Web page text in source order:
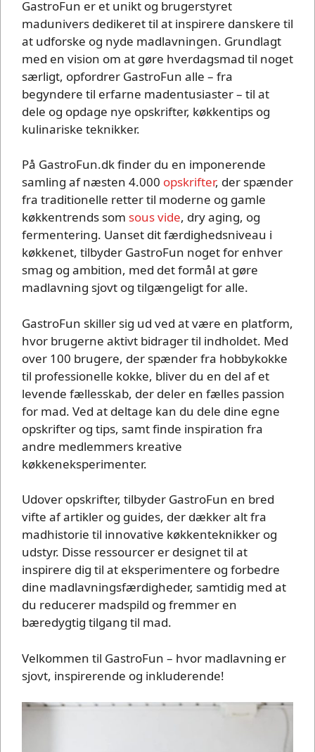
GastroFun er et unikt og brugerstyret
madunivers dedikeret til at inspirere danskere til
at udforske og nyde madlavningen. Grundlagt
med en vision om at gøre hverdagsmad til noget
særligt, opfordrer GastroFun alle – fra
begyndere til erfarne madentusiaster – til at
dele og opdage nye opskrifter, køkkentips og
kulinariske teknikker.
På GastroFun.dk finder du en imponerende
samling af næsten 4.000 opskrifter, der spænder
fra traditionelle retter til moderne og gamle
køkkentrends som sous vide, dry aging, og
fermentering. Uanset dit færdighedsniveau i
køkkenet, tilbyder GastroFun noget for enhver
smag og ambition, med det formål at gøre
madlavning sjovt og tilgængeligt for alle.
GastroFun skiller sig ud ved at være en platform,
hvor brugerne aktivt bidrager til indholdet. Med
over 100 brugere, der spænder fra hobbykokke
til professionelle kokke, bliver du en del af et
levende fællesskab, der deler en fælles passion
for mad. Ved at deltage kan du dele dine egne
opskrifter og tips, samt finde inspiration fra
andre medlemmers kreative
køkkeneksperimenter.
Udover opskrifter, tilbyder GastroFun en bred
vifte af artikler og guides, der dækker alt fra
madhistorie til innovative køkkenteknikker og
udstyr. Disse ressourcer er designet til at
inspirere dig til at eksperimentere og forbedre
dine madlavningsfærdigheder, samtidig med at
du reducerer madspild og fremmer en
bæredygtig tilgang til mad.
Velkommen til GastroFun – hvor madlavning er
sjovt, inspirerende og inkluderende!